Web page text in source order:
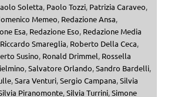
Soletta, Paolo Tozzi, Patrizia Caraveo,
Memeo, Redazione Ansa,
Esa, Redazione Eso, Redazione Media
Riccardo Smareglia, Roberto Della Ceca,
Susino, Ronald Drimmel, Rossella
,Salvatore Orlando,Sandro Bardelli,
,Sara Venturi,Sergio Campana,Silvia
Piranomonte,Silvia Turrini,Simone